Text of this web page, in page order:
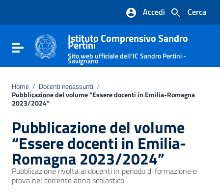
Vai al footer
Cerca
Accedi
Attiva / disattiva la navigazione
Istituto Comprensivo Sandro
Pertini
Sito web ufficiale dell'IC Sandro Pertini -
Savignano
Home / Docenti neoassunti /
Pubblicazione del volume “Essere docenti in Emilia-Romagna
2023/2024”
Pubblicazione del volume
“Essere docenti in Emilia-
Romagna 2023/2024”
Pubblicazione rivolta ai docenti in periodo di formazione e
prova nel corrente anno scolastico